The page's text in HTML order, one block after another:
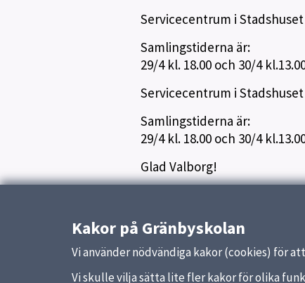
Servicecentrum i
Samlingstiderna är:
29/4 kl. 18.00 och 30/4
Servicecentrum i
Samlingstiderna är:
29/4 kl. 18.00 och 30/4
Glad Valborg!
Publicerad:26 april 2016
Kakor på Gränbyskolan
Vi använder nödvändiga kakor (cookies) för
Vi skulle vilja sätta lite fler kakor för olika